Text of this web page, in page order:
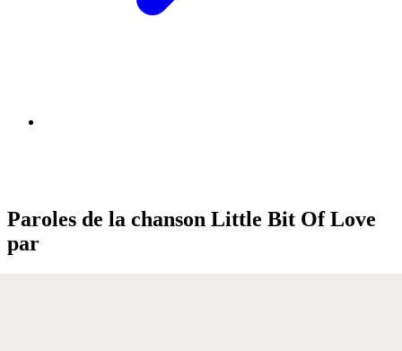
Paroles de la chanson Little Bit Of Love
par